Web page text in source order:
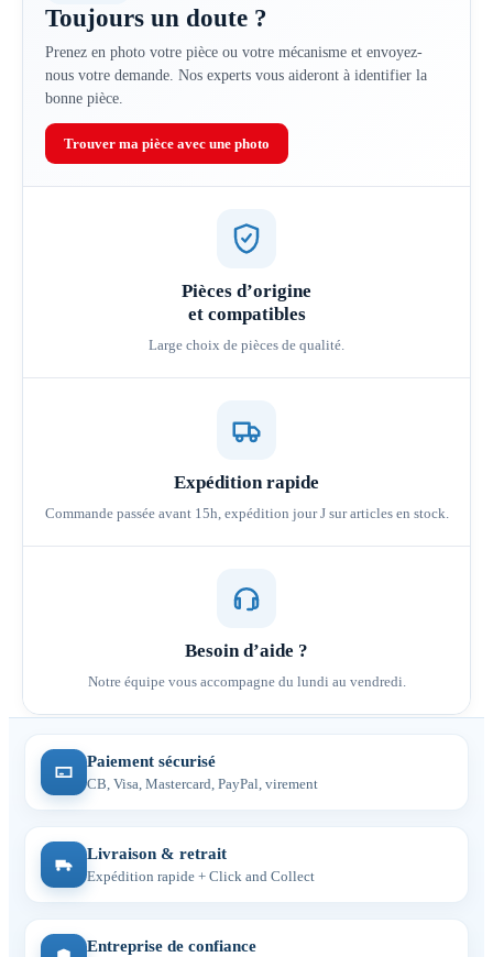
Toujours un doute ?
Prenez en photo votre pièce ou votre mécanisme et envoyez-
nous votre demande. Nos experts vous aideront à identifier la
bonne pièce.
Trouver ma pièce avec une photo
Pièces d’origine
et compatibles
Large choix de pièces de qualité.
Expédition rapide
Commande passée avant 15h, expédition jour J sur articles en stock.
Besoin d’aide ?
Notre équipe vous accompagne du lundi au vendredi.
Paiement sécurisé
CB, Visa, Mastercard, PayPal, virement
Livraison & retrait
Expédition rapide + Click and Collect
Entreprise de confiance